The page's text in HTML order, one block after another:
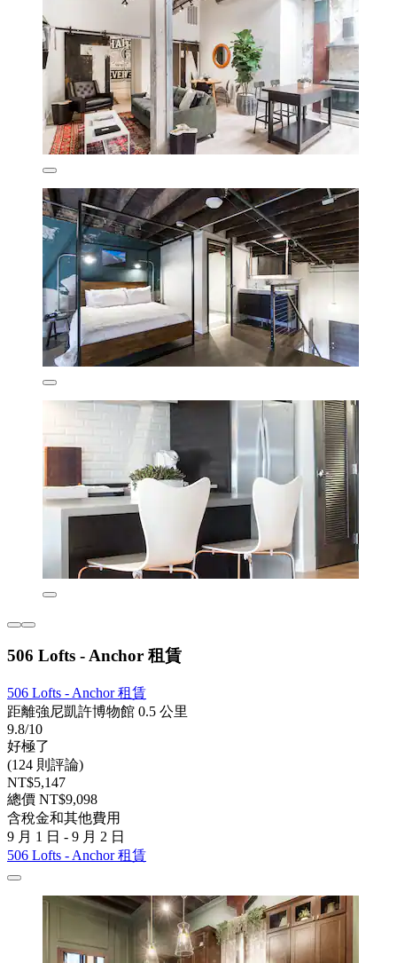
506 Lofts - Anchor 租賃
506 Lofts - Anchor 租賃
距離強尼凱許博物館 0.5 公里
9.8/10
好極了
(124 則評論)
NT$5,147
總價 NT$9,098
含稅金和其他費用
9 月 1 日 - 9 月 2 日
506 Lofts - Anchor 租賃